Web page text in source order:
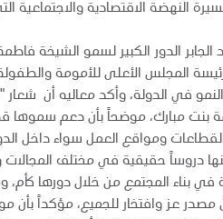
النهضة الاقتصادية والاجتماعية
الدور الكبير لسمو الشيخة فاطمة
المجلس الأعلى للأمومة
في الدولة، وأكد معاليه أن شعار
بنت مبارك، موضحاً بأن دعم سموها قد
ومواقع العمل سواء داخل
دروساً حقيقية في مختلف المجالات
في بناء المجتمع من خلال دورها كأم،
مصدر عز وافتخار للجميع، مؤكداً